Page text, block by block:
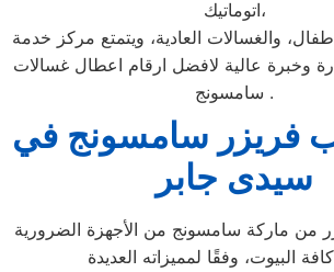
اتوماتيك،
والغسالات العادية، ويتمتع مركز خدمة
وخبرة عالية لافضل ارقام اعطال غسالات
سامسونج .
فريزر سامسونج في
سيدى جابر
من ماركة سامسونج من الأجهزة الضرورية